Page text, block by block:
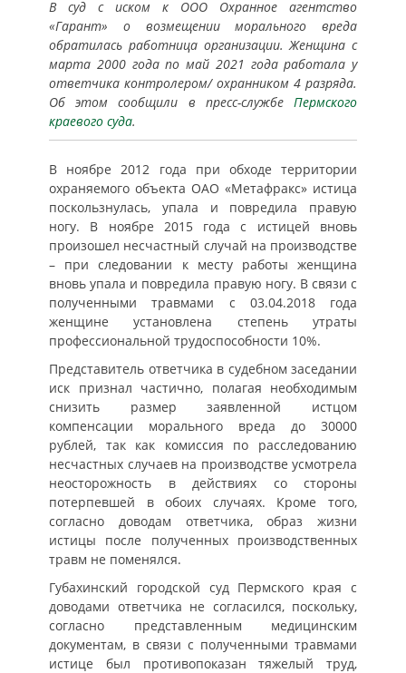
В суд с иском к ООО Охранное агентство
«Гарант» о возмещении морального вреда
обратилась работница организации. Женщина с
марта 2000 года по май 2021 года работала у
ответчика контролером/ охранником 4 разряда.
Об этом сообщили в пресс-службе Пермского
краевого суда.
В ноябре 2012 года при обходе территории
охраняемого объекта ОАО «Метафракс» истица
поскользнулась, упала и повредила правую
ногу. В ноябре 2015 года с истицей вновь
произошел несчастный случай на производстве
– при следовании к месту работы женщина
вновь упала и повредила правую ногу. В связи с
полученными травмами с 03.04.2018 года
женщине установлена степень утраты
профессиональной трудоспособности 10%.
Представитель ответчика в судебном заседании
иск признал частично, полагая необходимым
снизить размер заявленной истцом
компенсации морального вреда до 30000
рублей, так как комиссия по расследованию
несчастных случаев на производстве усмотрела
неосторожность в действиях со стороны
потерпевшей в обоих случаях. Кроме того,
согласно доводам ответчика, образ жизни
истицы после полученных производственных
травм не поменялся.
Губахинский городской суд Пермского края с
доводами ответчика не согласился, поскольку,
согласно представленным медицинским
документам, в связи с полученными травмами
истице был противопоказан тяжелый труд,